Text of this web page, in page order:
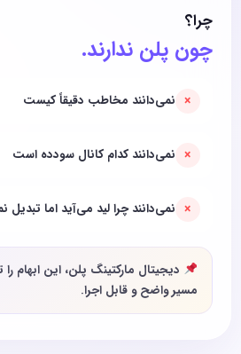
چرا؟
چون پلن ندارند.
× نمی‌دانند مخاطب دقیقاً کیست
× نمی‌دانند کدام کانال سودده است
× نمی‌دانند چرا لید می‌آید اما تبدیل
دیجیتال مارکتینگ پلن، این ابهام
مسیر واضح و قابل اجرا.